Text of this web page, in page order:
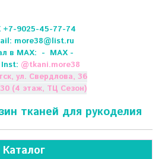
9025-45-77-74
more38@list.ru
в МАХ: - МАХ -
@tkani.more38
ул. Свердлова, 36
(4 этаж, ТЦ Сезон)
тканей для рукоделия
Каталог